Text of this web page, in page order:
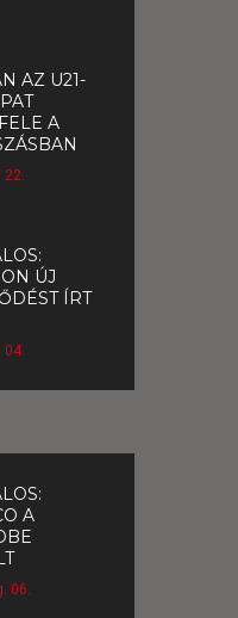
AZ U21-
A
22.
ÚJ
ÍRT
04.
A
06.